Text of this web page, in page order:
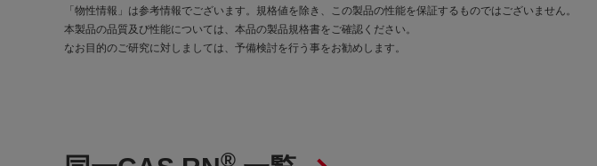
「物性情報」は参考情報でございます。規格値を除き、この製品の性能を保証するものではございません。
本製品の品質及び性能については、本品の製品規格書をご確認ください。
なお目的のご研究に対しましては、予備検討を行う事をお勧めします。
®